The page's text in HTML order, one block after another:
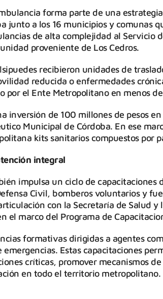
forma parte de una
junto a los 16 municipios y comunas
de alta complejidad al Servicio
proveniente de Los Cedros.
recibieron unidades de
reducida o enfermedades
por el Ente Metropolitano en menos
inversión de 100 millones de pesos
Municipal de Córdoba. En ese
kits sanitarios compuestos por
integral
impulsa un ciclo de capacitaciones
Civil, bomberos voluntarios y
con la Secretaría de Salud y
el marco del Programa de
formativas dirigidas a agentes
Estas capacitaciones
críticas, promover mecanismos
en todo el territorio metropolitano.